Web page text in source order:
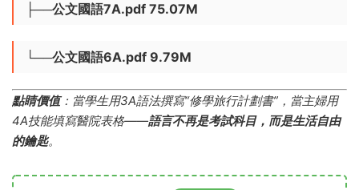
├──公文國語7A.pdf 75.07M
└──公文國語6A.pdf 9.79M
點睛價值​：當學生用3A語法撰寫“修學旅行計劃書”，當主婦用
4A技能填寫醫院表格——語言不再是考試科目，而是生活自由
的鑰匙。